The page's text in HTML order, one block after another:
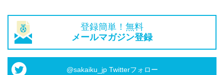
登録簡単！無料
メールマガジン登録
@sakaiku_jp Twitterフォロー